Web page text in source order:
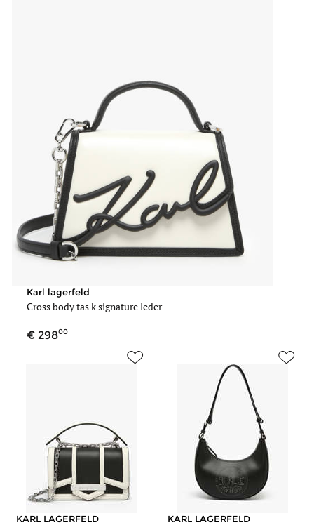
Karl lagerfeld
Cross body tas k signature leder
29800
KARL LAGERFELD KARL LAGERFELD